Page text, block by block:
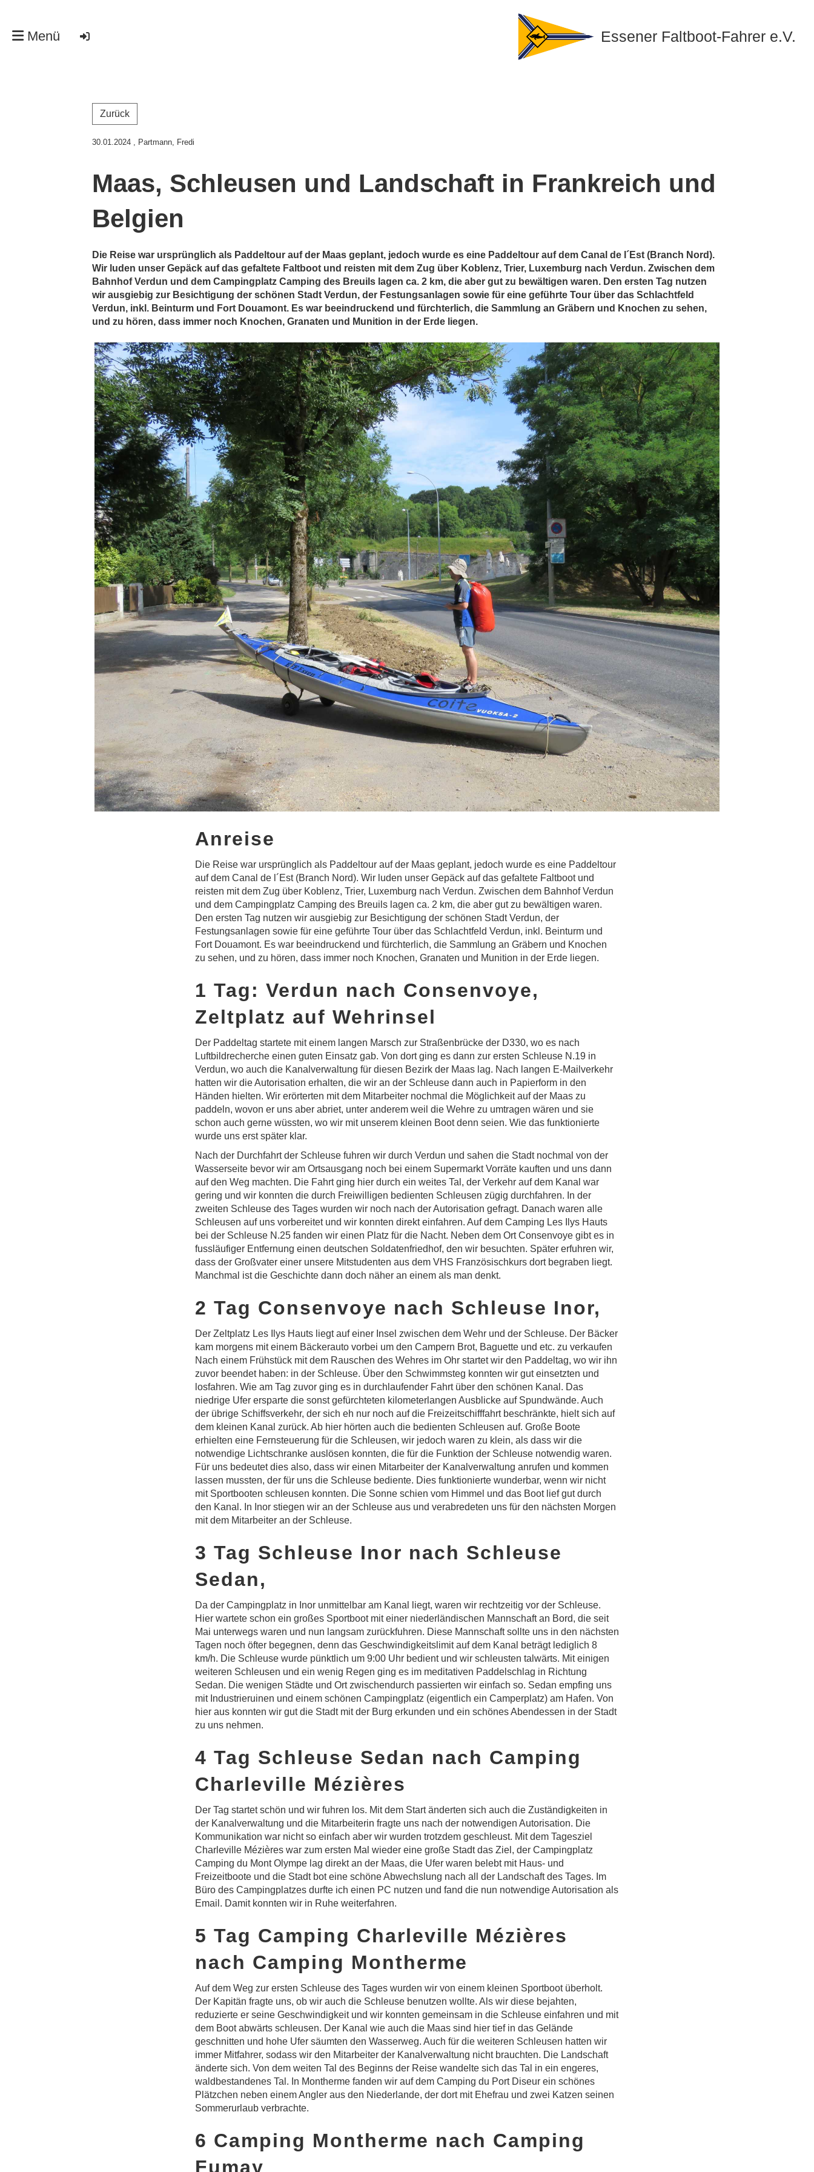
Essener Faltboot-Fahrer e.V.
Menü
Zurück
30.01.2024 , Partmann, Fredi
Maas, Schleusen und Landschaft in Frankreich und
Belgien
Die Reise war ursprünglich als Paddeltour auf der Maas geplant, jedoch wurde es eine Paddeltour auf dem Canal de l´Est (Branch Nord).
Wir luden unser Gepäck auf das gefaltete Faltboot und reisten mit dem Zug über Koblenz, Trier, Luxemburg nach Verdun. Zwischen dem
Bahnhof Verdun und dem Campingplatz Camping des Breuils lagen ca. 2 km, die aber gut zu bewältigen waren. Den ersten Tag nutzen
wir ausgiebig zur Besichtigung der schönen Stadt Verdun, der Festungsanlagen sowie für eine geführte Tour über das Schlachtfeld
Verdun, inkl. Beinturm und Fort Douamont. Es war beeindruckend und fürchterlich, die Sammlung an Gräbern und Knochen zu sehen,
und zu hören, dass immer noch Knochen, Granaten und Munition in der Erde liegen.
Anreise
Die Reise war ursprünglich als Paddeltour auf der Maas geplant, jedoch wurde es eine Paddeltour
auf dem Canal de l´Est (Branch Nord). Wir luden unser Gepäck auf das gefaltete Faltboot und
reisten mit dem Zug über Koblenz, Trier, Luxemburg nach Verdun. Zwischen dem Bahnhof Verdun
und dem Campingplatz Camping des Breuils lagen ca. 2 km, die aber gut zu bewältigen waren.
Den ersten Tag nutzen wir ausgiebig zur Besichtigung der schönen Stadt Verdun, der
Festungsanlagen sowie für eine geführte Tour über das Schlachtfeld Verdun, inkl. Beinturm und
Fort Douamont. Es war beeindruckend und fürchterlich, die Sammlung an Gräbern und Knochen
zu sehen, und zu hören, dass immer noch Knochen, Granaten und Munition in der Erde liegen.
1 Tag: Verdun nach Consenvoye,
Zeltplatz auf Wehrinsel
Der Paddeltag startete mit einem langen Marsch zur Straßenbrücke der D330, wo es nach
Luftbildrecherche einen guten Einsatz gab. Von dort ging es dann zur ersten Schleuse N.19 in
Verdun, wo auch die Kanalverwaltung für diesen Bezirk der Maas lag. Nach langen E-Mailverkehr
hatten wir die Autorisation erhalten, die wir an der Schleuse dann auch in Papierform in den
Händen hielten. Wir erörterten mit dem Mitarbeiter nochmal die Möglichkeit auf der Maas zu
paddeln, wovon er uns aber abriet, unter anderem weil die Wehre zu umtragen wären und sie
schon auch gerne wüssten, wo wir mit unserem kleinen Boot denn seien. Wie das funktionierte
wurde uns erst später klar.
Nach der Durchfahrt der Schleuse fuhren wir durch Verdun und sahen die Stadt nochmal von der
Wasserseite bevor wir am Ortsausgang noch bei einem Supermarkt Vorräte kauften und uns dann
auf den Weg machten. Die Fahrt ging hier durch ein weites Tal, der Verkehr auf dem Kanal war
gering und wir konnten die durch Freiwilligen bedienten Schleusen zügig durchfahren. In der
zweiten Schleuse des Tages wurden wir noch nach der Autorisation gefragt. Danach waren alle
Schleusen auf uns vorbereitet und wir konnten direkt einfahren. Auf dem Camping Les Ilys Hauts
bei der Schleuse N.25 fanden wir einen Platz für die Nacht. Neben dem Ort Consenvoye gibt es in
fussläufiger Entfernung einen deutschen Soldatenfriedhof, den wir besuchten. Später erfuhren wir,
dass der Großvater einer unsere Mitstudenten aus dem VHS Französischkurs dort begraben liegt.
Manchmal ist die Geschichte dann doch näher an einem als man denkt.
2 Tag Consenvoye nach Schleuse Inor,
Der Zeltplatz Les Ilys Hauts liegt auf einer Insel zwischen dem Wehr und der Schleuse. Der Bäcker
kam morgens mit einem Bäckerauto vorbei um den Campern Brot, Baguette und etc. zu verkaufen
Nach einem Frühstück mit dem Rauschen des Wehres im Ohr startet wir den Paddeltag, wo wir ihn
zuvor beendet haben: in der Schleuse. Über den Schwimmsteg konnten wir gut einsetzten und
losfahren. Wie am Tag zuvor ging es in durchlaufender Fahrt über den schönen Kanal. Das
niedrige Ufer ersparte die sonst gefürchteten kilometerlangen Ausblicke auf Spundwände. Auch
der übrige Schiffsverkehr, der sich eh nur noch auf die Freizeitschifffahrt beschränkte, hielt sich auf
dem kleinen Kanal zurück. Ab hier hörten auch die bedienten Schleusen auf. Große Boote
erhielten eine Fernsteuerung für die Schleusen, wir jedoch waren zu klein, als dass wir die
notwendige Lichtschranke auslösen konnten, die für die Funktion der Schleuse notwendig waren.
Für uns bedeutet dies also, dass wir einen Mitarbeiter der Kanalverwaltung anrufen und kommen
lassen mussten, der für uns die Schleuse bediente. Dies funktionierte wunderbar, wenn wir nicht
mit Sportbooten schleusen konnten. Die Sonne schien vom Himmel und das Boot lief gut durch
den Kanal. In Inor stiegen wir an der Schleuse aus und verabredeten uns für den nächsten Morgen
mit dem Mitarbeiter an der Schleuse.
3 Tag Schleuse Inor nach Schleuse
Sedan,
Da der Campingplatz in Inor unmittelbar am Kanal liegt, waren wir rechtzeitig vor der Schleuse.
Hier wartete schon ein großes Sportboot mit einer niederländischen Mannschaft an Bord, die seit
Mai unterwegs waren und nun langsam zurückfuhren. Diese Mannschaft sollte uns in den nächsten
Tagen noch öfter begegnen, denn das Geschwindigkeitslimit auf dem Kanal beträgt lediglich 8
km/h. Die Schleuse wurde pünktlich um 9:00 Uhr bedient und wir schleusten talwärts. Mit einigen
weiteren Schleusen und ein wenig Regen ging es im meditativen Paddelschlag in Richtung
Sedan. Die wenigen Städte und Ort zwischendurch passierten wir einfach so. Sedan empfing uns
mit Industrieruinen und einem schönen Campingplatz (eigentlich ein Camperplatz) am Hafen. Von
hier aus konnten wir gut die Stadt mit der Burg erkunden und ein schönes Abendessen in der Stadt
zu uns nehmen.
4 Tag Schleuse Sedan nach Camping
Charleville Mézières
Der Tag startet schön und wir fuhren los. Mit dem Start änderten sich auch die Zuständigkeiten in
der Kanalverwaltung und die Mitarbeiterin fragte uns nach der notwendigen Autorisation. Die
Kommunikation war nicht so einfach aber wir wurden trotzdem geschleust. Mit dem Tagesziel
Charleville Mézières war zum ersten Mal wieder eine große Stadt das Ziel, der Campingplatz
Camping du Mont Olympe lag direkt an der Maas, die Ufer waren belebt mit Haus- und
Freizeitboote und die Stadt bot eine schöne Abwechslung nach all der Landschaft des Tages. Im
Büro des Campingplatzes durfte ich einen PC nutzen und fand die nun notwendige Autorisation als
Email. Damit konnten wir in Ruhe weiterfahren.
5 Tag Camping Charleville Mézières
nach Camping Montherme
Auf dem Weg zur ersten Schleuse des Tages wurden wir von einem kleinen Sportboot überholt.
Der Kapitän fragte uns, ob wir auch die Schleuse benutzen wollte. Als wir diese bejahten,
reduzierte er seine Geschwindigkeit und wir konnten gemeinsam in die Schleuse einfahren und mit
dem Boot abwärts schleusen. Der Kanal wie auch die Maas sind hier tief in das Gelände
geschnitten und hohe Ufer säumten den Wasserweg. Auch für die weiteren Schleusen hatten wir
immer Mitfahrer, sodass wir den Mitarbeiter der Kanalverwaltung nicht brauchten. Die Landschaft
änderte sich. Von dem weiten Tal des Beginns der Reise wandelte sich das Tal in ein engeres,
waldbestandenes Tal. In Montherme fanden wir auf dem Camping du Port Diseur ein schönes
Plätzchen neben einem Angler aus den Niederlande, der dort mit Ehefrau und zwei Katzen seinen
Sommerurlaub verbrachte.
6 Camping Montherme nach Camping
Fumay